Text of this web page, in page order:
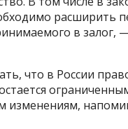
расширить
в залог,
что в России
изменениям,